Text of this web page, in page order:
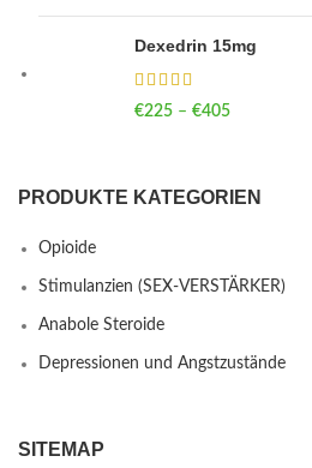
Dexedrin 15mg
€225 – €405
PRODUKTE KATEGORIEN
Opioide
Stimulanzien (SEX-VERSTÄRKER)
Anabole Steroide
Depressionen und Angstzustände
SITEMAP